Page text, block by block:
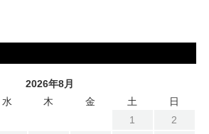
2026年8月
水 木 金 土
日
1
2